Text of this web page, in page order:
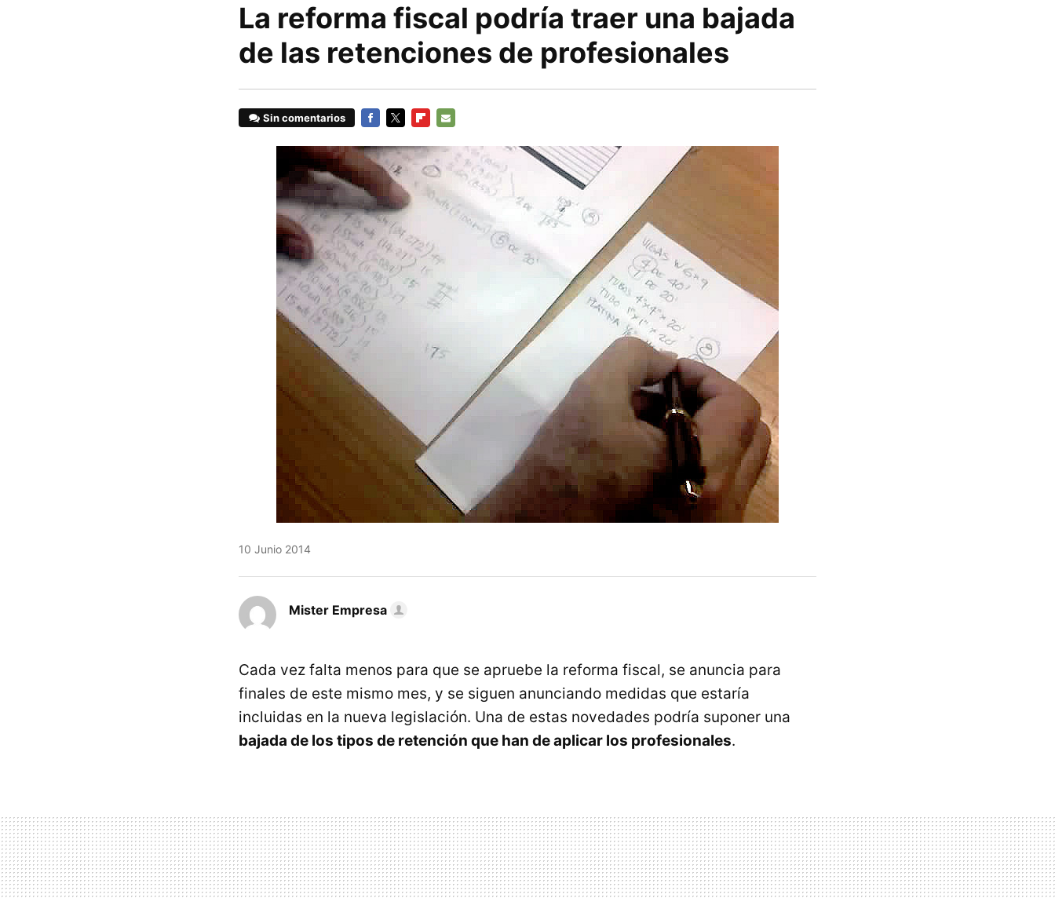
La reforma fiscal podría traer una bajada
de las retenciones de profesionales
Sin comentarios
MAIL
10 Junio 2014
Mister Empresa
Cada vez falta menos para que se apruebe la reforma fiscal, se anuncia para
finales de este mismo mes, y se siguen anunciando medidas que estaría
incluidas en la nueva legislación. Una de estas novedades podría suponer una
bajada de los tipos de retención que han de aplicar los profesionales.